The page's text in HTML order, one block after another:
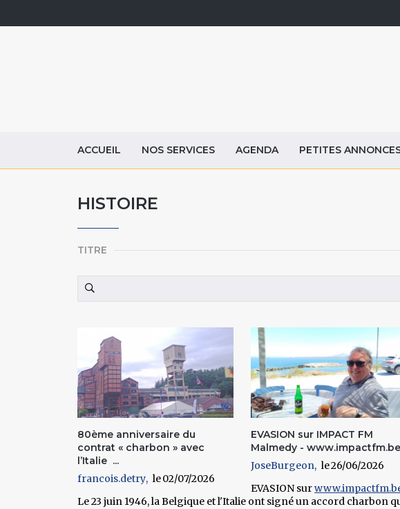
ACCUEIL NOS SERVICES AGENDA PETITES
HISTOIRE
TITRE
80ème anniversaire du
contrat « charbon » avec
l’Italie ...
francois.detry
02/07/2026
Le 23 juin 1946, la Belgique et l'Italie ont signé un accord charbon
EVASION sur IMPACT FM
Malmedy - www.impactfm.be
JoseBurgeon
26/06/2026
EVASION sur
Pages